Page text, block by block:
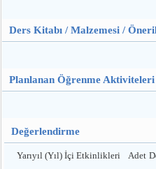
Ders Kitabı / Malzemesi /
Planlanan Öğrenme Aktiviteleri
Değerlendirme
Yarıyıl (Yıl) İçi Etkinlikleri Adet